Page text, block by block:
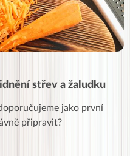
střev a žaludku
jako první
připravit?